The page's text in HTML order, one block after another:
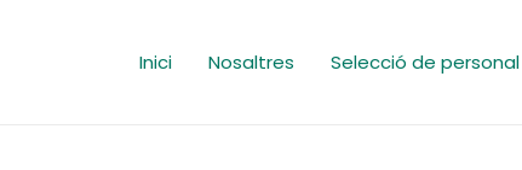
Inici Nosaltres Selecció de personal